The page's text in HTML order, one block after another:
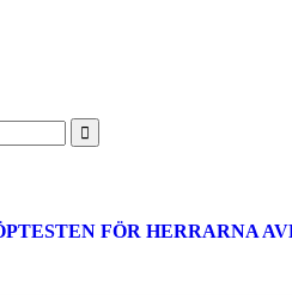
FÖR HERRARNA